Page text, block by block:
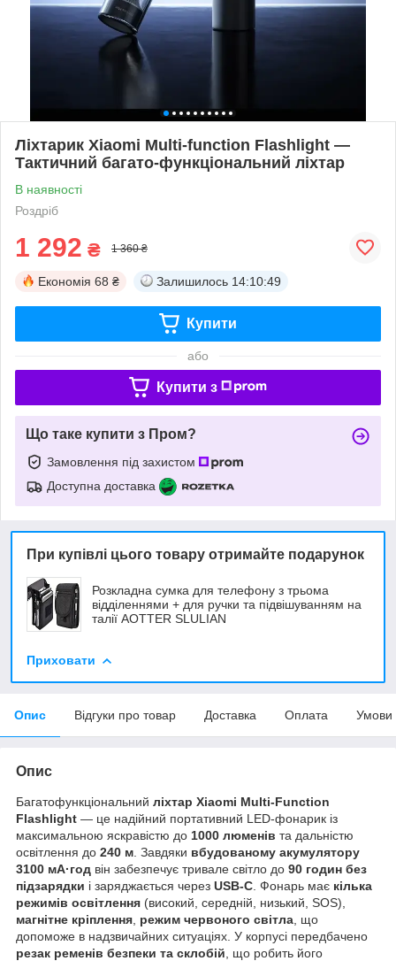
Ліхтарик Xiaomi Multi‑function Flashlight —
Тактичний багато-функціональний ліхтар
В наявності
Роздріб
1 292 ₴ 1 360 ₴
Економія 68 ₴ Залишилось 14:10:49
Купити
або
Купити з
Що таке купити з Пром?
Замовлення під захистом
Доступна доставка
При купівлі цього товару отримайте подарунок
Розкладна сумка для телефону з трьома
відділеннями + для ручки та підвішуванням на
талії AOTTER SLULIAN
Приховати
Опис Відгуки про товар Доставка Оплата Умови
Опис
Багатофункціональний ліхтар Xiaomi Multi-Function
Flashlight — це надійний портативний LED-фонарик із
максимальною яскравістю до 1000 люменів та дальністю
освітлення до 240 м . Завдяки вбудованому акумулятору
3100 мА·год він забезпечує тривале світло до 90 годин без
підзарядки і заряджається через USB-C . Фонарь має кілька
режимів освітлення (високий, середній, низький, SOS),
магнітне кріплення режим червоного світла , що
допоможе в надзвичайних ситуаціях. У корпусі передбачено
резак ременів безпеки та склобій , що робить його